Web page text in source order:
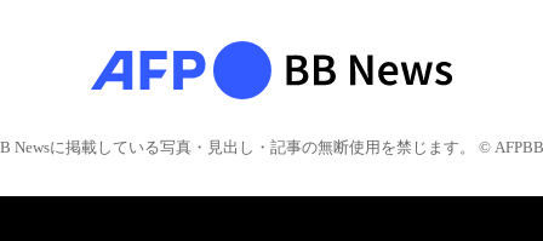
Newsに掲載している写真・見出し・記事の無断使用を禁じます。 © AFPBB